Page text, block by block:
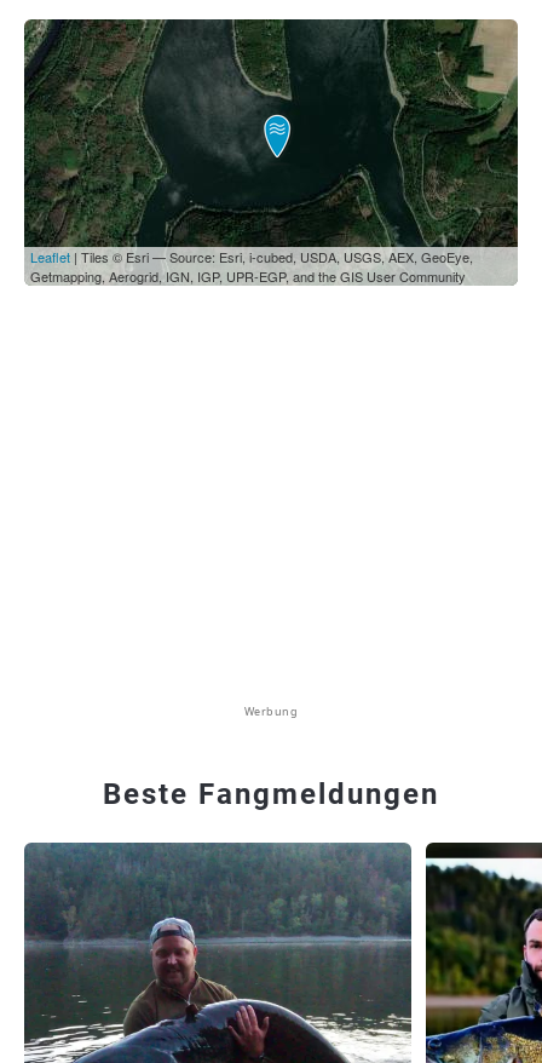
Leaflet | Tiles © Esri — Source: Esri, i-cubed, USDA, USGS, AEX, GeoEye,
Getmapping, Aerogrid, IGN, IGP, UPR-EGP, and the GIS User Community
Werbung
Beste Fangmeldungen